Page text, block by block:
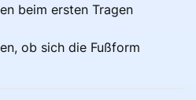
beim ersten Tragen
ob sich die Fußform